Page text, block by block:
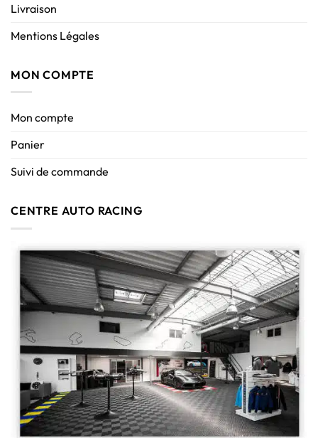
Livraison
Mentions Légales
MON COMPTE
Mon compte
Panier
Suivi de commande
CENTRE AUTO RACING